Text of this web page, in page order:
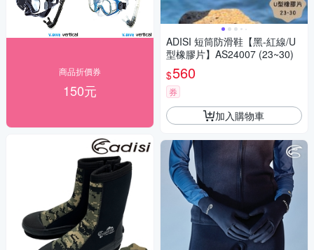
商品折價券
150元
ADISI 短筒防滑鞋【黑-紅線/U
型橡膠片】AS24007 (23~30)
$560
券
加入購物車